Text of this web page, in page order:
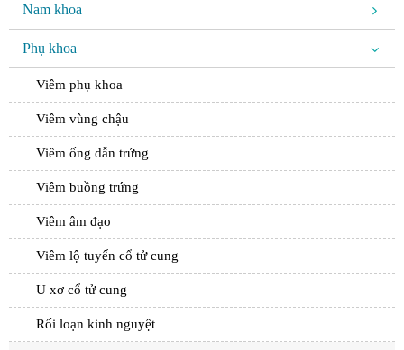
Nam khoa
Phụ khoa
Viêm phụ khoa
Viêm vùng chậu
Viêm ống dẫn trứng
Viêm buồng trứng
Viêm âm đạo
Viêm lộ tuyến cổ tử cung
U xơ cổ tử cung
Rối loạn kinh nguyệt